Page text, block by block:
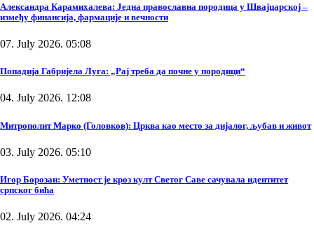
Александра Карамихалева: Једна православна породица у Швајцарској –
између финансија, фармације и вечности
07. July 2026. 05:08
Попадија Габријела Луга: „Рај треба да почне у породици“
04. July 2026. 12:08
Митрополит Марко (Головков): Црква као место за дијалог, љубав и живот
03. July 2026. 05:10
Игор Борозан: Уметност је кроз култ Светог Саве сачувала идентитет
српског бића
02. July 2026. 04:24